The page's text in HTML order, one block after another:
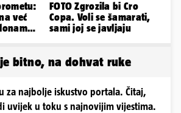
već
FOTO Zgrozila bi Cro
Copa. Voli se šamarati,
sami joj se javljaju
bitno, na dohvat ruke
za najbolje iskustvo portala. Čitaj,
uvijek u toku s najnovijim vijestima.